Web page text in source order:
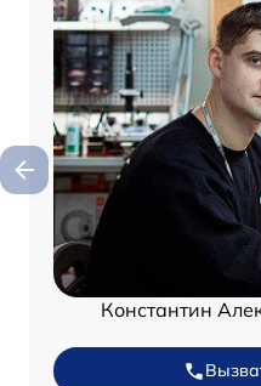
Константин